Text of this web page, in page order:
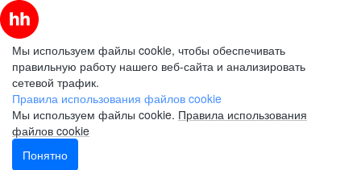
Мы используем файлы cookie, чтобы обеспечивать
правильную работу нашего веб-сайта и анализировать
сетевой трафик.
Правила использования файлов cookie
Мы используем файлы cookie. Правила использования
файлов cookie
Понятно